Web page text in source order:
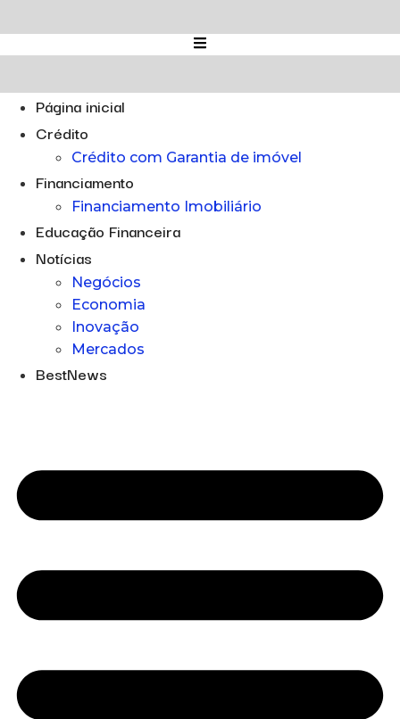
para
o
Página inicial
Crédito
Crédito com Garantia de imóvel
Financiamento
Financiamento Imobiliário
Educação Financeira
Notícias
Negócios
Economia
Inovação
Mercados
BestNews